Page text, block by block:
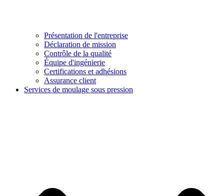
Présentation de l'entreprise
Déclaration de mission
Contrôle de la qualité
Équipe d'ingénierie
Certifications et adhésions
Assurance client
Services de moulage sous pression